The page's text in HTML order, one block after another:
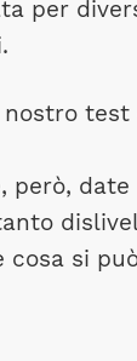
per
però,
cosa si